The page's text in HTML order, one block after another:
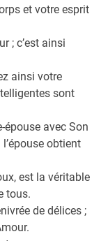
et votre esprit
; c’est ainsi
ainsi votre
sont
épouse avec Son
obtient
est la véritable
tous.
de délices ;